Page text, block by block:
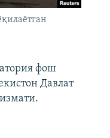
фош
Давлат